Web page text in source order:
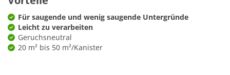
Für saugende und wenig saugende Untergründe
Leicht zu verarbeiten
Geruchsneutral
20 m² bis 50 m²/Kanister